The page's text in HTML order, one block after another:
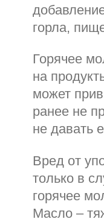
горла,
Горячее
на
может
ранее не
не давать
Вред от
только в
горячее
Масло –